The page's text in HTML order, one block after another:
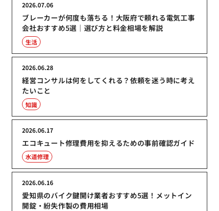
ブレーカーが何度も落ちる！大阪府で頼れる電気工事
会社おすすめ5選｜選び方と料金相場を解説
2026.07.06
生活
経営コンサルは何をしてくれる？依頼を迷う時に考え
たいこと
2026.06.28
知識
エコキュート修理費用を抑えるための事前確認ガイド
2026.06.17
水道修理
愛知県のバイク鍵開け業者おすすめ5選！メットイン
開錠・紛失作製の費用相場
2026.06.16